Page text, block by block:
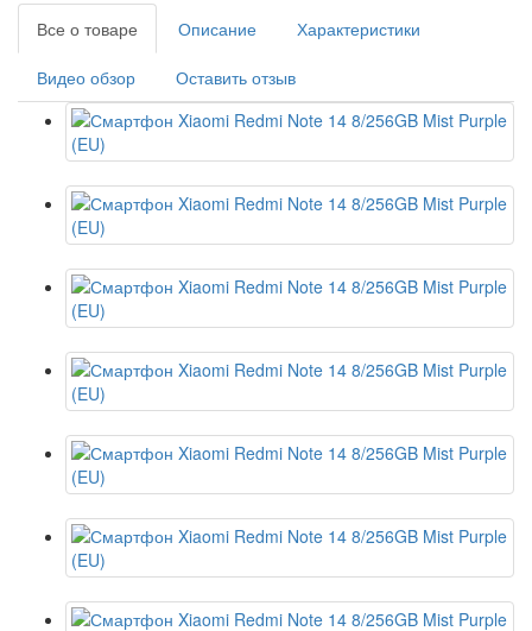
Все о товаре Описание Характеристики
Видео обзор Оставить отзыв